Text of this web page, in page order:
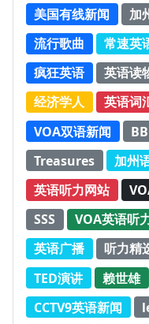
美国有线新闻
加
流行歌曲
常速英
疯狂英语
英语读
经济学人
英语词
VOA双语新闻
Treasures
加州
英语听力网站
SSS
VOA英语听
英语广播
听力精
TED演讲
赖世雄
CCTV9英语新闻